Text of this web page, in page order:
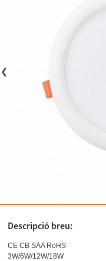
Descripció breu:
CE CB SAA RoHS
3W/6W/12W/18W